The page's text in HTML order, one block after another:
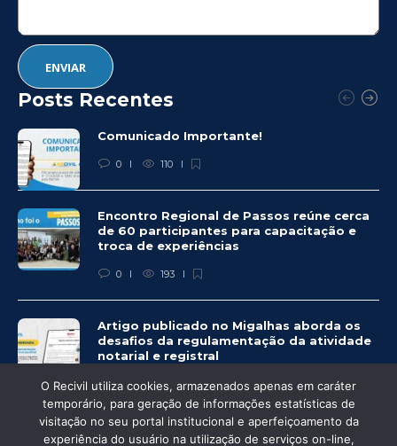
Posts Recentes
Comunicado Importante!
0 110
Encontro Regional de Passos reúne cerca
de 60 participantes para capacitação e
troca de experiências
0 193
Artigo publicado no Migalhas aborda os
desafios da regulamentação da atividade
notarial e registral
0 452
O Recivil utiliza cookies, armazenados apenas em caráter
temporário, para geração de informações estatísticas de
visitação no seu portal institucional e aperfeiçoamento da
experiência do usuário na utilização de serviços on-line,